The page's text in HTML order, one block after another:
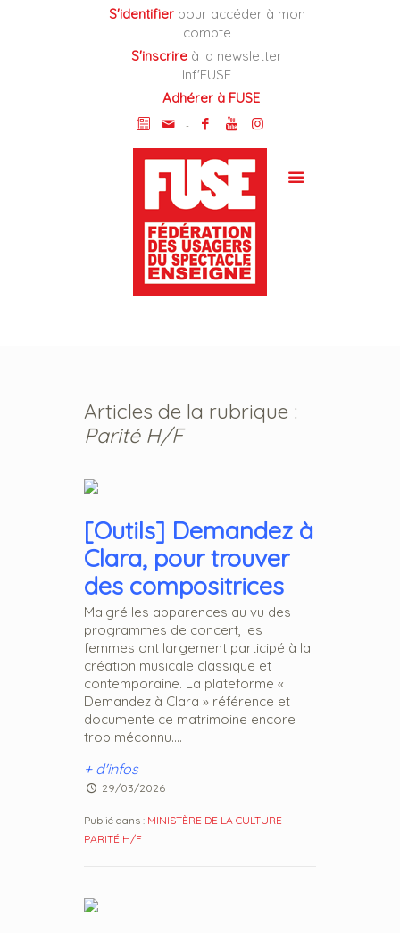
S'identifierpour accéder à mon
compte
S'inscrire à la newsletter
Inf'FUSE
Adhérer à FUSE
-
Articles de la rubrique :
Parité H/F
[Outils] Demandez à
Clara, pour trouver
des compositrices
Malgré les apparences au vu des
programmes de concert, les
femmes ont largement participé à la
création musicale classique et
contemporaine. La plateforme «
Demandez à Clara » référence et
documente ce matrimoine encore
trop méconnu....
+ d'infos
29/03/2026
Publié dans : MINISTÈRE DE LA CULTURE -
PARITÉ H/F
Cookies management panel